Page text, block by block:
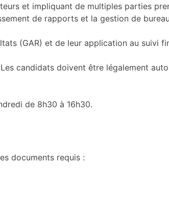
et impliquant de multiples parties
de rapports et la gestion de
(GAR) et de leur application au suivi
candidats doivent être légalement
de 8h30 à 16h30.
documents requis :